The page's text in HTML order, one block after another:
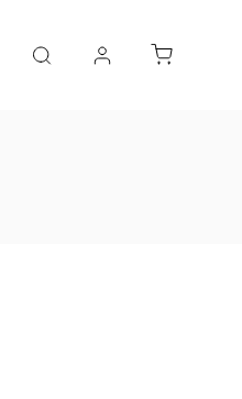
Výprodej Bižuterie